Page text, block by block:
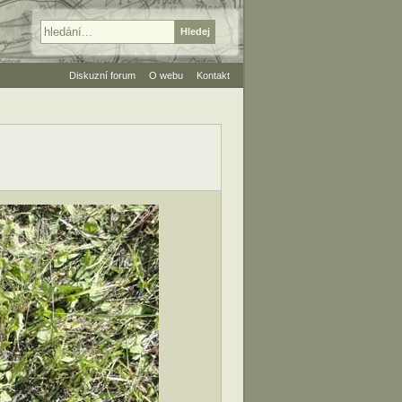
Diskuzní forum O webu Kontakt